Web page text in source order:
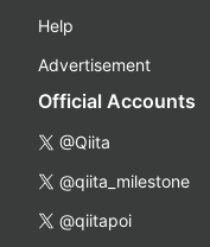
Help
Advertisement
Official Accounts
@Qiita
@qiita_milestone
@qiitapoi